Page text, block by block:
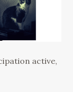
active,